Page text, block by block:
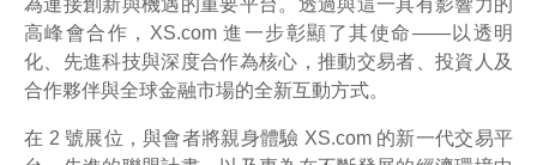
高峰會合作，XS.com 進一步彰顯了其使命——以透明
化、先進科技與深度合作為核心，推動交易者、投資人及
合作夥伴與全球金融市場的全新互動方式。
在 2 號展位，與會者將親身體驗 XS.com 的新一代交易平